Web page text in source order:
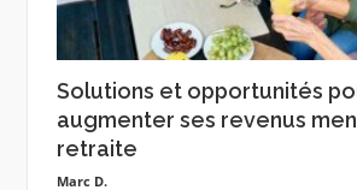
Solutions et opportunités
augmenter ses revenus
retraite
Marc D.